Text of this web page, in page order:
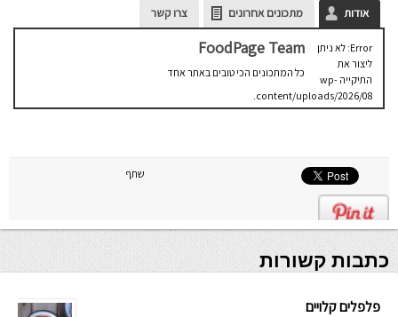
אודות מתכונים אחרונים צרו קשר
Error: לא ניתן
ליצור את
התיקייה wp-
content/uploads/2026/08.
יש לבדוק
FoodPage Team
כל המתכונים הכי טובים באתר אחד
שתף
כתבות קשורות
פלפלים קלויים